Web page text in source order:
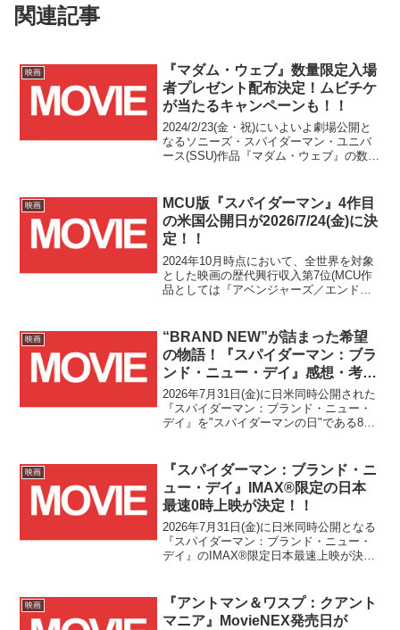
関連記事
映画
『マダム・ウェブ』数量限定入場
者プレゼント配布決定！ムビチケ
が当たるキャンペーンも！！
2024/2/23(金・祝)にいよいよ劇場公開と
なるソニーズ・スパイダーマン・ユニバ
ース(SSU)作品『マダム・ウェブ』の数量
映画
MCU版『スパイダーマン』4作目
の米国公開日が2026/7/24(金)に決
定！！
2024年10月時点において、全世界を対象
とした映画の歴代興行収入第7位(MCU作
品としては『アベンジャーズ／エンドゲ
る、映画業界にも激震をもたらした『ス
パイダーマン：ノー・ウェイ・ホーム』
の続編に関する情報が遂に公開されまし
た！！
映画
“BRAND NEW”が詰まった希望
の物語！『スパイダーマン：ブラ
ンド・ニュー・デイ』感想・考
察！！
2026年7月31日(金)に日米同時公開された
『スパイダーマン：ブランド・ニュー・
デイ』を"スパイダーマンの日"である8月
ラで撮影された史上初の映像作品とな
っ...
映画
『スパイダーマン：ブランド・ニ
ュー・デイ』IMAX®限定の日本
最速0時上映が決定！！
2026年7月31日(金)に日米同時公開となる
『スパイダーマン：ブランド・ニュー・
デイ』のIMAX®限定日本最速上映が決定
ション通知いただいたポストを引用して
います...
映画
『アントマン＆ワスプ：クアント
マニア』MovieNEX発売日が